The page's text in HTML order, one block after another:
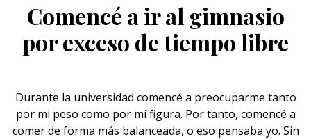
Comencé a ir al gimnasio
por exceso de tiempo libre
Durante la universidad comencé a preocuparme tanto
por mi peso como por mi figura. Por tanto, comencé a
comer de forma más balanceada, o eso pensaba yo. Sin